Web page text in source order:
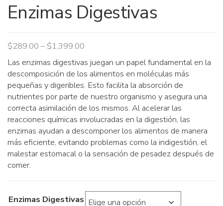
Enzimas Digestivas
$289.00 – $1,399.00
range:
$289.00
through
$1,399.00
Las enzimas digestivas juegan un papel fundamental en la
descomposición de los alimentos en moléculas más
pequeñas y digeribles. Esto facilita la absorción de
nutrientes por parte de nuestro organismo y asegura una
correcta asimilación de los mismos. Al acelerar las
reacciones químicas involucradas en la digestión, las
enzimas ayudan a descomponer los alimentos de manera
más eficiente, evitando problemas como la indigestión, el
malestar estomacal o la sensación de pesadez después de
comer.
Enzimas Digestivas